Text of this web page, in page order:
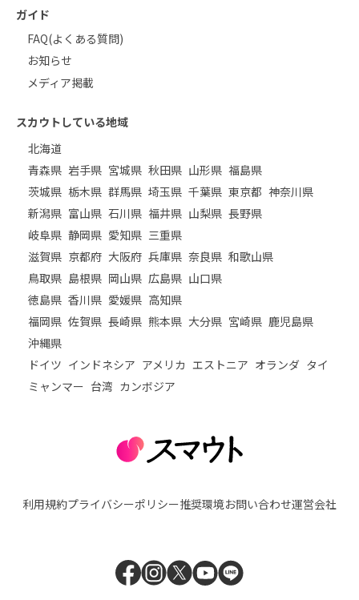
ガイド
FAQ(よくある質問)
お知らせ
メディア掲載
スカウトしている地域
北海道
青森県 岩手県 宮城県 秋田県 山形県 福島県
茨城県 栃木県 群馬県 埼玉県 千葉県 東京都 神奈川県
新潟県 富山県 石川県 福井県 山梨県 長野県
岐阜県 静岡県 愛知県 三重県
滋賀県 京都府 大阪府 兵庫県 奈良県 和歌山県
鳥取県 島根県 岡山県 広島県 山口県
徳島県 香川県 愛媛県 高知県
福岡県 佐賀県 長崎県 熊本県 大分県 宮崎県 鹿児島県
沖縄県
ドイツ インドネシア アメリカ エストニア オランダ タイ
ミャンマー 台湾 カンボジア
利用規約プライバシーポリシー推奨環境お問い合わせ運営会社